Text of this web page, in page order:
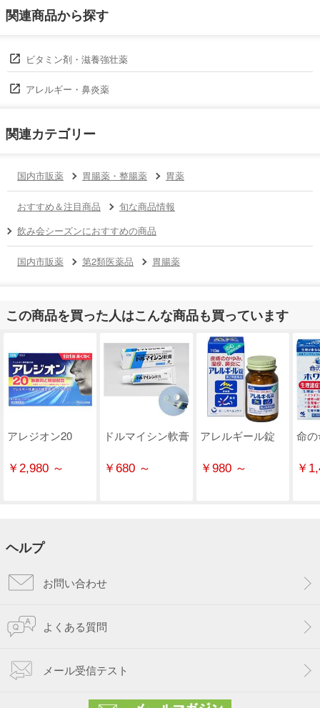
関連商品から探す
ビタミン剤・滋養強壮薬
アレルギー・鼻炎薬
関連カテゴリー
国内市販薬 胃腸薬・整腸薬 胃薬
おすすめ＆注目商品
旬な商品情報
飲み会シーズンにおすすめの商品
国内市販薬 第2類医薬品 胃腸薬
この商品を買った人はこんな商品も買っています
アレジオン20
￥2,980 ～
ドルマイシン軟膏
￥680 ～
アレルギール錠
￥980 ～
命
￥
ヘルプ
お問い合わせ
よくある質問
メール受信テスト